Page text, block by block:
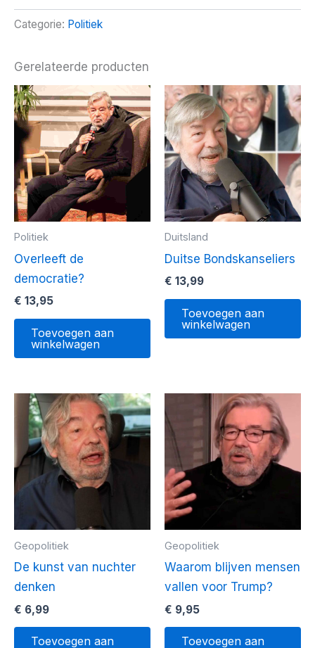
Categorie: Politiek
Gerelateerde producten
Politiek
Overleeft de
democratie?
€ 13,95
Toevoegen aan
winkelwagen
Duitsland
Duitse Bondskanseliers
€ 13,99
Toevoegen aan
winkelwagen
Geopolitiek
De kunst van nuchter
denken
€ 6,99
Toevoegen aan
Geopolitiek
Waarom blijven mensen
vallen voor Trump?
€ 9,95
Toevoegen aan